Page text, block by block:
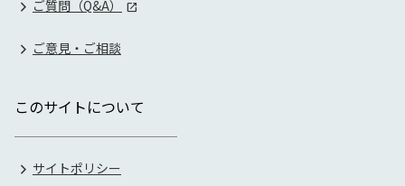
ご質問（Q&A）
ご意見・ご相談
このサイトについて
サイトポリシー